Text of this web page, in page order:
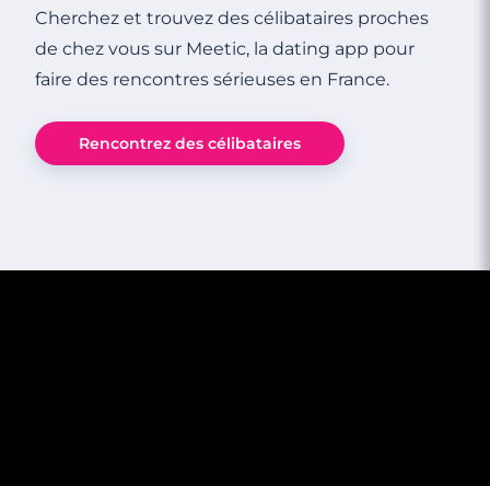
3 minutes
est également source d'excitation pour lui.
Cherchez et trouvez des célibataires proches
de chez vous sur Meetic, la dating app pour
faire des rencontres sérieuses en France.
Rencontrez des célibataires